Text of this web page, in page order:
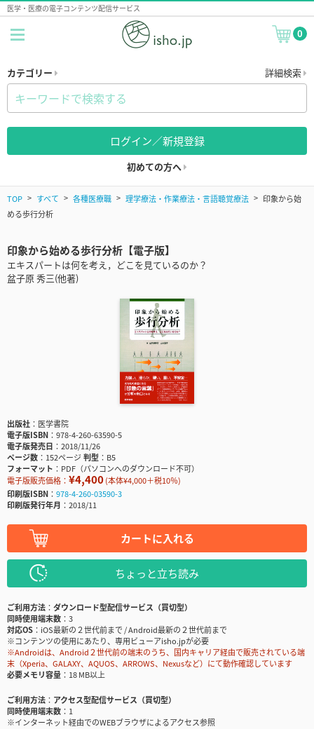
医学・医療の電子コンテンツ配信サービス
0
カテゴリー 詳細検索
ログイン／新規登録
初めての方へ
TOP すべて 各種医療職 理学療法・作業療法・言語聴覚療法
印象から始
める歩行分析
印象から始める歩行分析【電子版】
エキスパートは何を考え，どこを見ているのか？
盆子原 秀三(他著)
出版社
医学書院
電子版ISBN
978-4-260-63590-5
電子版発売日
2018/11/26
ページ数
152ページ判型
B5
フォーマット
PDF（パソコンへのダウンロード不可）
電子版販売価格： ¥4,400(本体¥4,000＋税10％)
印刷版ISBN
978-4-260-03590-3
印刷版発行年月
2018/11
カートに入れる
ちょっと立ち読み
ご利用方法
ダウンロード型配信サービス（買切型）
同時使用端末数
3
対応OS
iOS最新の２世代前まで / Android最新の２世代前まで
※コンテンツの使用にあたり、専用ビューアisho.jpが必要
※Androidは、Android２世代前の端末のうち、国内キャリア経由で販売されている端
末（Xperia、GALAXY、AQUOS、ARROWS、Nexusなど）にて動作確認しています
必要メモリ容量
18 MB以上
ご利用方法
アクセス型配信サービス（買切型）
同時使用端末数
1
※インターネット経由でのWEBブラウザによるアクセス参照